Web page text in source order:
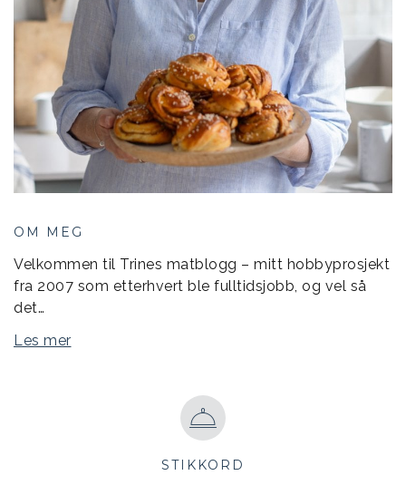
OM MEG
Velkommen til Trines matblogg – mitt hobbyprosjekt
fra 2007 som etterhvert ble fulltidsjobb, og vel så
det…
Les mer
STIKKORD